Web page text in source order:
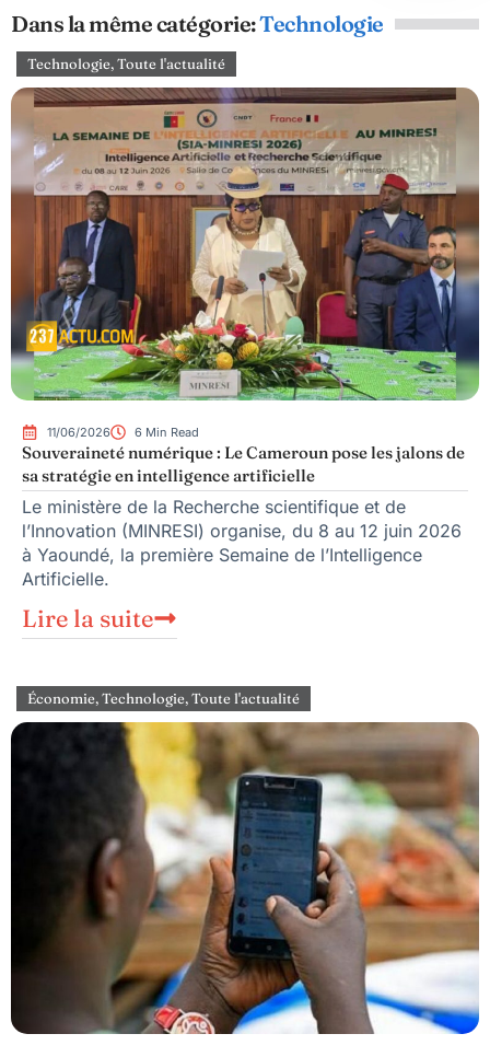
Dans la même catégorie:Technologie
Technologie,Toute l'actualité
11/06/2026 6 Min Read
Souveraineté numérique : Le Cameroun pose les jalons de
sa stratégie en intelligence artificielle
Le ministère de la Recherche scientifique et de
l’Innovation (MINRESI) organise, du 8 au 12 juin 2026
à Yaoundé, la première Semaine de l’Intelligence
Artificielle.
Lire la suite
Économie,Technologie,Toute l'actualité